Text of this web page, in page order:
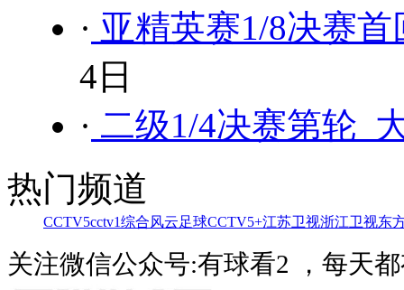
· 亚精英赛1/8决赛
4日
· 二级1/4决赛第轮
热门频道
CCTV5cctv1综合风云足球CCTV5+江苏卫视浙江卫视东
关注微信公众号:有球看2 ，每天